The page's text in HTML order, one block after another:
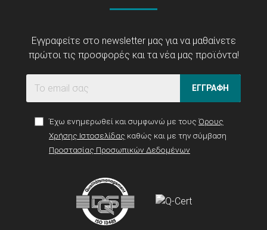
Εγγραφείτε στο newsletter μας για να μαθαίνετε
πρώτοι τις προσφορές και τα νέα μας προϊόντα!
ΕΓΓΡΑΦΗ
Έχω ενημερωθεί και συμφωνώ με τους Όρους
Χρήσης Ιστοσελίδας καθώς και με την σύμβαση
Προστασίας Προσωπικών Δεδομένων